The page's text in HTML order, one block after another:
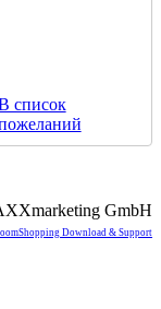
список
GmbH
Download & Support